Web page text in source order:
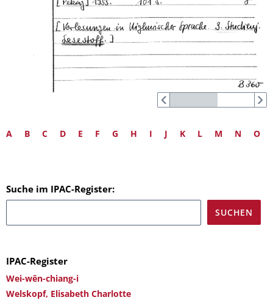
A B C D E F G H I J K L M N O
Suche im IPAC-Register:
IPAC-Register
Wei-wên-chiang-i
Welskopf, Elisabeth Charlotte